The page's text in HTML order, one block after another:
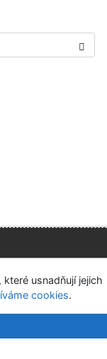
cookies
Bohemia, s.r.o.
usnadňují jejich
cookies.